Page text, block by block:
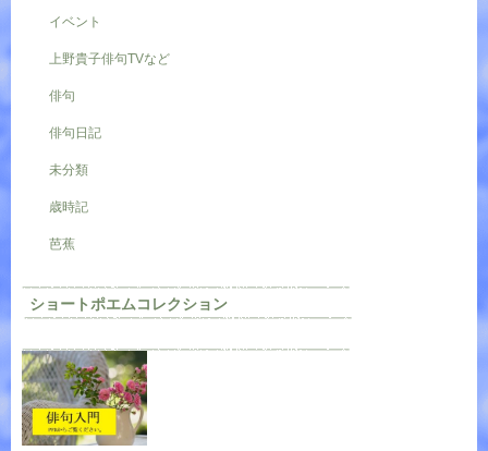
イベント
上野貴子俳句TVなど
俳句
俳句日記
未分類
歳時記
芭蕉
ショートポエムコレクション